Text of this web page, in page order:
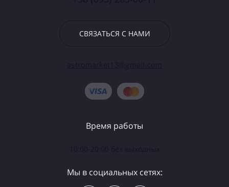
СВЯЗАТЬСЯ С НАМИ
Время работы
Мы в социальных сетях: